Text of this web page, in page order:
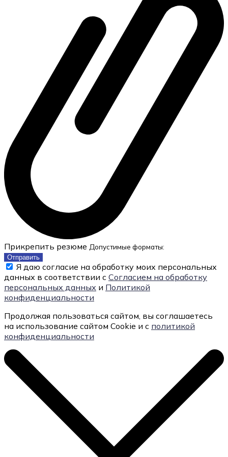
Прикрепить резюме Допустимые форматы:
Отправить
Я даю согласие на обработку моих персональных
данных в соответствии с Согласием на обработку
персональных данных и Политикой
конфиденциальности
Продолжая пользоваться сайтом, вы соглашаетесь
на использование сайтом Cookie и с политикой
конфиденциальности